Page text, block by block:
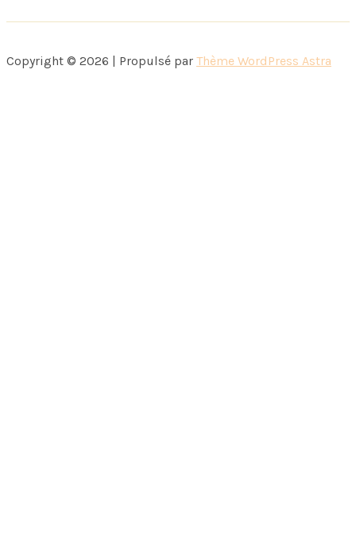
Copyright © 2026 | Propulsé par Thème WordPress Astra